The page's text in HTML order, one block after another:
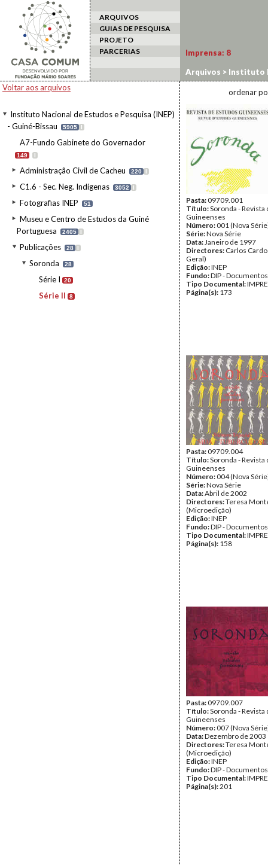
ARQUIVOS
GUIAS DE PESQUISA
PROJETO
PARCERIAS
Voltar aos arquivos
Instituto Nacional de Estudos e Pesquisa (INEP)
- Guiné-Bissau
5905 I
A7-Fundo Gabinete do Governador
149 I
Administração Civil de Cacheu 220 I
C1.6 - Sec. Neg. Indígenas 3052 I
Fotografias INEP 51
Museu e Centro de Estudos da Guiné
Portuguesa
2405 I
Publicações 28 I
Soronda 28
Série I 20
Série II 8
Imprensa: 8
Arquivos > Instituto
II
ordenar
Pasta:09709.001
Título:Soronda - Revista
Guineenses
Número:001 (Nova
Série:Nova Série
Data:Janeiro de 1997
Directores: Carlos
Geral)
Edição:INEP
Fundo:DIP -
Tipo Documental:
Página(s): 173
Pasta:09709.004
Título:Soronda - Revista
Guineenses
Número:004 (Nova
Série:Nova Série
Data:Abril de 2002
Directores:Teresa
(Microedição)
Edição:INEP
Fundo:DIP -
Tipo Documental:
Página(s): 158
Pasta:09709.007
Título:Soronda - Revista
Guineenses
Número:007 (Nova
Data:Dezembro de 2003
Directores:Teresa
(Microedição)
Edição:INEP
Fundo:DIP -
Tipo Documental:
Página(s):201